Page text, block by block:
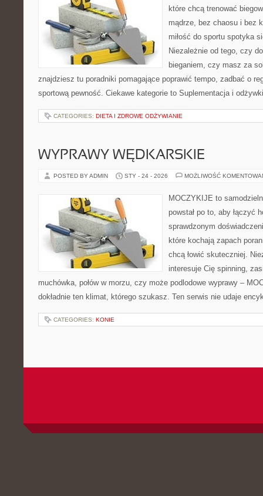
które chcą trenować
mądrze, bez chaosu i bez
miłość do sportu spotyka
Niezależnie od tego, czy
bieganiem, czy masz za
znajdziesz tu poradniki pomagające poprawić tempo, zadbać o
sportową pewność. Ciekawe kategorie to Suplementacja i
CATEGORIES: DIETA I ZDROWE ODŻYWIANIE
WYPRAWY WĘDKARSKIE
POSTED BY ADMIN STY - 24 - 2026 MOŻLIWOŚĆ
MOCZYKIJE to
powstał po to, aby łączyć
sprawdzonym
które kochają zapach
chcą łowić skuteczniej.
interesuje Cię spinning,
muchówka, połów w morzu, czy może podlodowe wyprawy –
dokładnie ten klimat, którego szukasz. Ten serwis nie udaje
CATEGORIES: KONIE